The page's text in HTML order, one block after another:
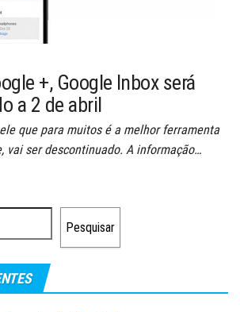
+, Google Inbox será
a 2 de abril
que para muitos é a melhor ferramenta
vai ser descontinuado. A informação…
Pesquisar